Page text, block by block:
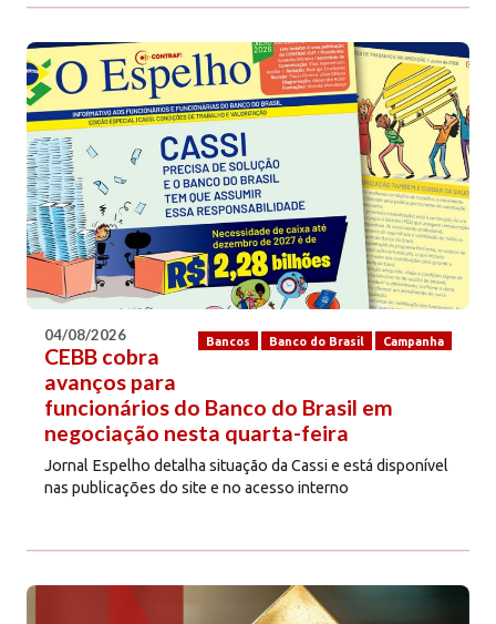
Bancos Banco do Brasil Campanha
04/08/2026
CEBB cobra
avanços para
funcionários do Banco do Brasil em
negociação nesta quarta-feira
Jornal Espelho detalha situação da Cassi e está disponível
nas publicações do site e no acesso interno